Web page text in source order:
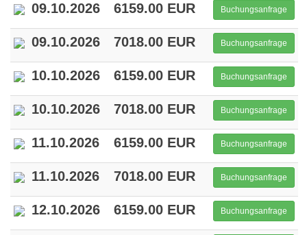
09.10.2026 6159.00 EUR Buchungsanfrage
09.10.2026 7018.00 EUR Buchungsanfrage
10.10.2026 6159.00 EUR Buchungsanfrage
10.10.2026 7018.00 EUR Buchungsanfrage
11.10.2026 6159.00 EUR Buchungsanfrage
11.10.2026 7018.00 EUR Buchungsanfrage
12.10.2026 6159.00 EUR Buchungsanfrage